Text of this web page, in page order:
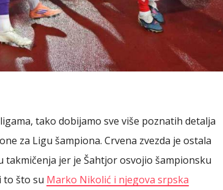
tako dobijamo sve više poznatih detalja
za Ligu šampiona. Crvena zvezda je ostala
jer je Šahtjor osvojio šampionsku
to što su Marko Nikolić i njegova srpska